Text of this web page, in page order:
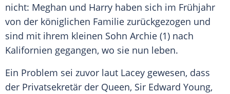
nicht: Meghan und Harry haben sich im Frühjahr
von der königlichen Familie zurückgezogen und
sind mit ihrem kleinen Sohn Archie (1) nach
Kalifornien gegangen, wo sie nun leben.
Ein Problem sei zuvor laut Lacey gewesen, dass
der Privatsekretär der Queen, Sir Edward Young,